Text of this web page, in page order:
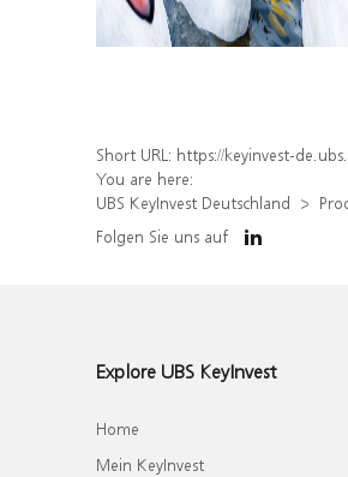
Short URL: https://keyinvest-de.ubs.com/produkt/detail/
You are here:
UBS KeyInvest Deutschland
Folgen Sie uns auf
Explore UBS KeyInvest
Home
Mein KeyInvest